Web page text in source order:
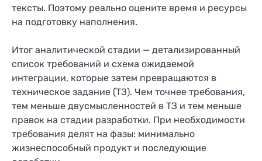
тексты. Поэтому реально оцените время и ресурсы
на подготовку наполнения.
Итог аналитической стадии — детализированный
список требований и схема ожидаемой
интеграции, которые затем превращаются в
техническое задание (ТЗ). Чем точнее требования,
тем меньше двусмысленностей в ТЗ и тем меньше
правок на стадии разработки. При необходимости
требования делят на фазы: минимально
жизнеспособный продукт и последующие